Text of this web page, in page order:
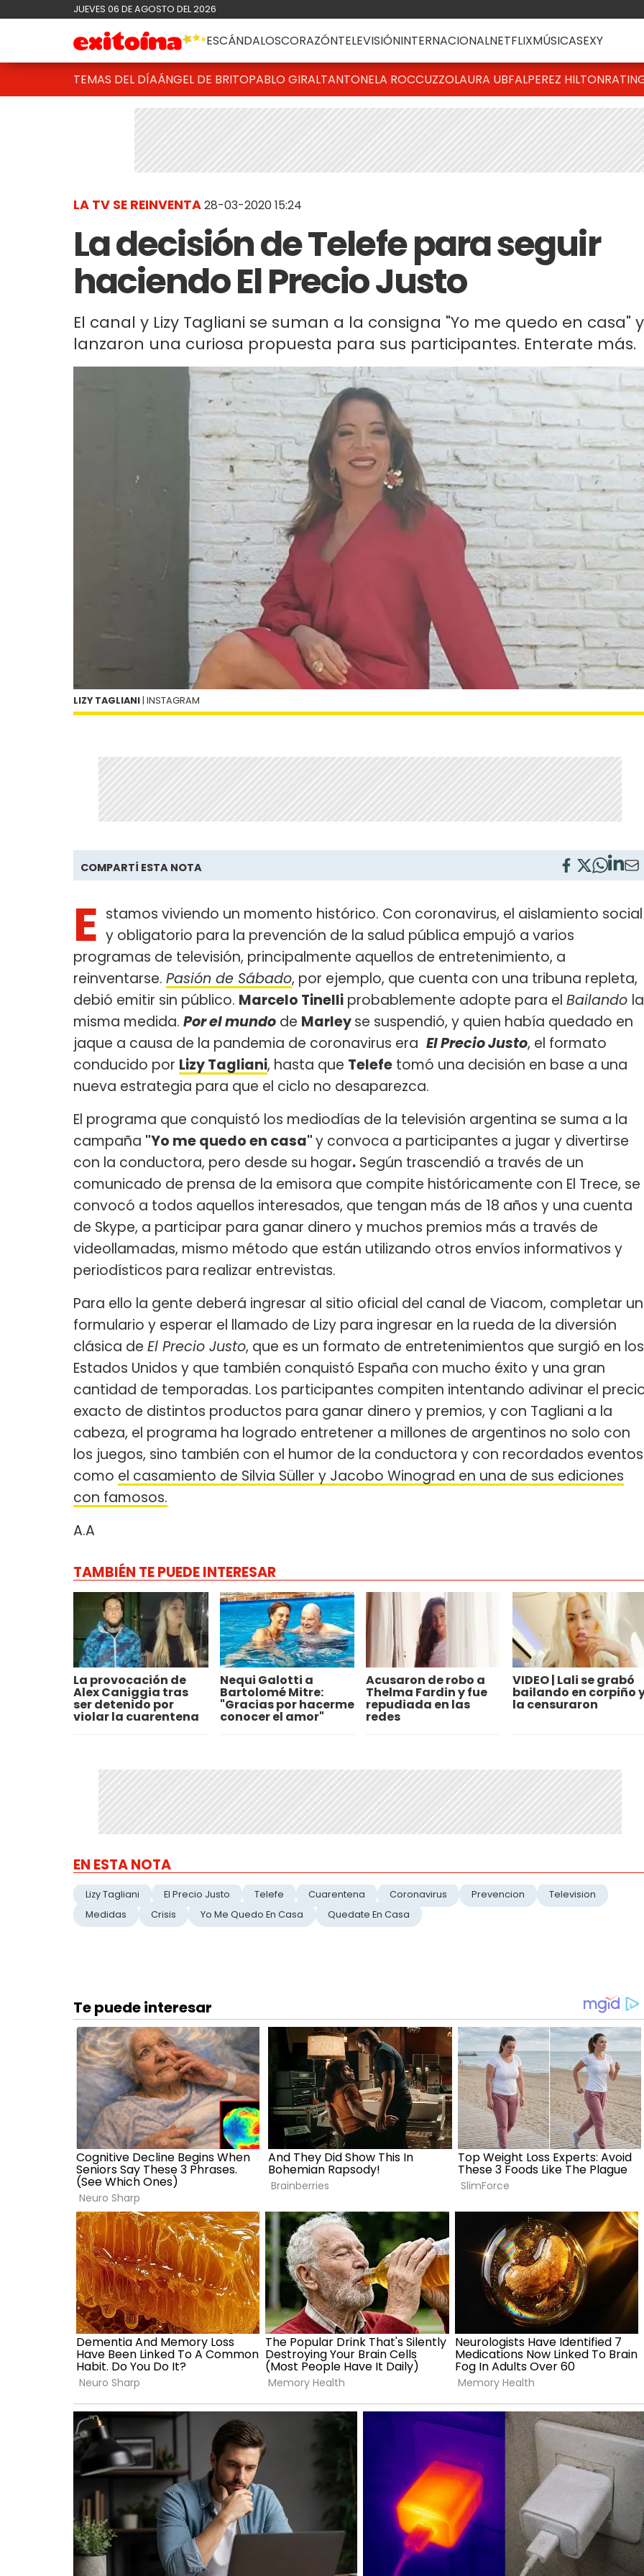
JUEVES 06 DE AGOSTO DEL 2026
ESCÁNDALOSCORAZÓNTELEVISIÓNINTERNACIONALNETFLIXMÚSICASEXY
TEMAS DEL DÍAÁNGEL DE BRITOPABLO GIRALTANTONELA ROCCUZZOLAURA UBFALPEREZ HILTON
LA TV SE REINVENTA28-03-2020 15:24
La decisión de Telefe para seguir
haciendo El Precio Justo
El canal y Lizy Tagliani se suman a la consigna "Yo me quedo en casa" y
lanzaron una curiosa propuesta para sus participantes. Enterate más.
LIZY TAGLIANI | INSTAGRAM
COMPARTÍ ESTA NOTA
E stamos viviendo un momento histórico. Con coronavirus, el aislamiento social
y obligatorio para la prevención de la salud pública empujó a varios
programas de televisión, principalmente aquellos de entretenimiento, a
reinventarse. Pasión de Sábado, por ejemplo, que cuenta con una tribuna repleta,
debió emitir sin público. Marcelo Tinelli probablemente adopte para el Bailando la
misma medida. Por el mundo de Marleyse suspendió, y quien había quedado en
jaque a causa de la pandemia de coronavirus era El Precio Justo, el formato
conducido por Lizy Tagliani, hasta que Telefe tomó una decisión en base a una
nueva estrategia para que el ciclo no desaparezca.
El programa que conquistó los mediodías de la televisión argentina se suma a la
campaña "Yo me quedo en casa"y convoca a participantes a jugar y divertirse
con la conductora, pero desde su hogar. Según trascendió a través de un
comunicado de prensa de la emisora que compite históricamente con El Trece, se
convocó a todos aquellos interesados, que tengan más de 18 años y una cuenta
de Skype, a participar para ganar dinero y muchos premios más a través de
videollamadas, mismo método que están utilizando otros envíos informativos y
periodísticos para realizar entrevistas.
Para ello la gente deberá ingresar al sitio oficial del canal de Viacom, completar un
formulario y esperar el llamado de Lizy para ingresar en la rueda de la diversión
clásica de El Precio Justo, que es un formato de entretenimientos que surgió en los
Estados Unidos y que también conquistó España con mucho éxito y una gran
cantidad de temporadas. Los participantes compiten intentando adivinar el
exacto de distintos productos para ganar dinero y premios, y con Tagliani a la
cabeza, el programa ha logrado entretener a millones de argentinos no solo con
los juegos, sino también con el humor de la conductora y con recordados eventos
como el casamiento de Silvia Süller y Jacobo Winograd en una de sus ediciones
con famosos.
A.A
TAMBIÉN TE PUEDE INTERESAR
La provocación de
Alex Caniggia tras
ser detenido por
violar la cuarentena
Nequi Galotti a
Bartolomé Mitre:
"Gracias por hacerme
conocer el amor"
Acusaron de robo a
Thelma Fardin y fue
repudiada en las
redes
VIDEO | Lali se grabó
bailando en corpiño
la censuraron
EN ESTA NOTA
Lizy Tagliani El Precio Justo Telefe Cuarentena Coronavirus Prevencion
Television
Medidas
Crisis Yo Me Quedo En Casa Quedate En Casa